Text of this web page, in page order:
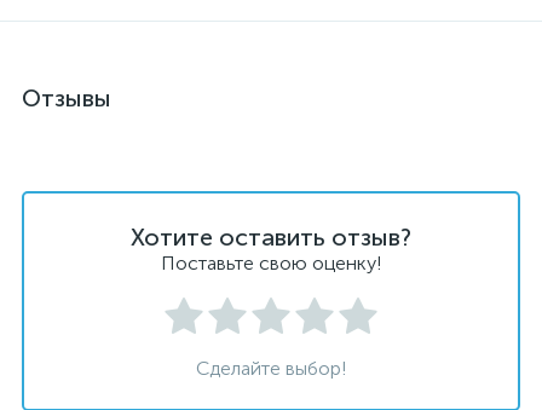
Отзывы
Хотите оставить отзыв?
Поставьте свою оценку!
Сделайте выбор!